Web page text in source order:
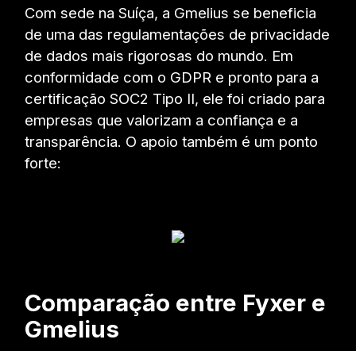
Com sede na Suíça, a Gmelius se beneficia
de uma das regulamentações de privacidade
de dados mais rigorosas do mundo. Em
conformidade com o GDPR e pronto para a
certificação SOC2 Tipo II, ele foi criado para
empresas que valorizam a confiança e a
transparência. O apoio também é um ponto
forte:
Comparação entre Fyxer e
Gmelius